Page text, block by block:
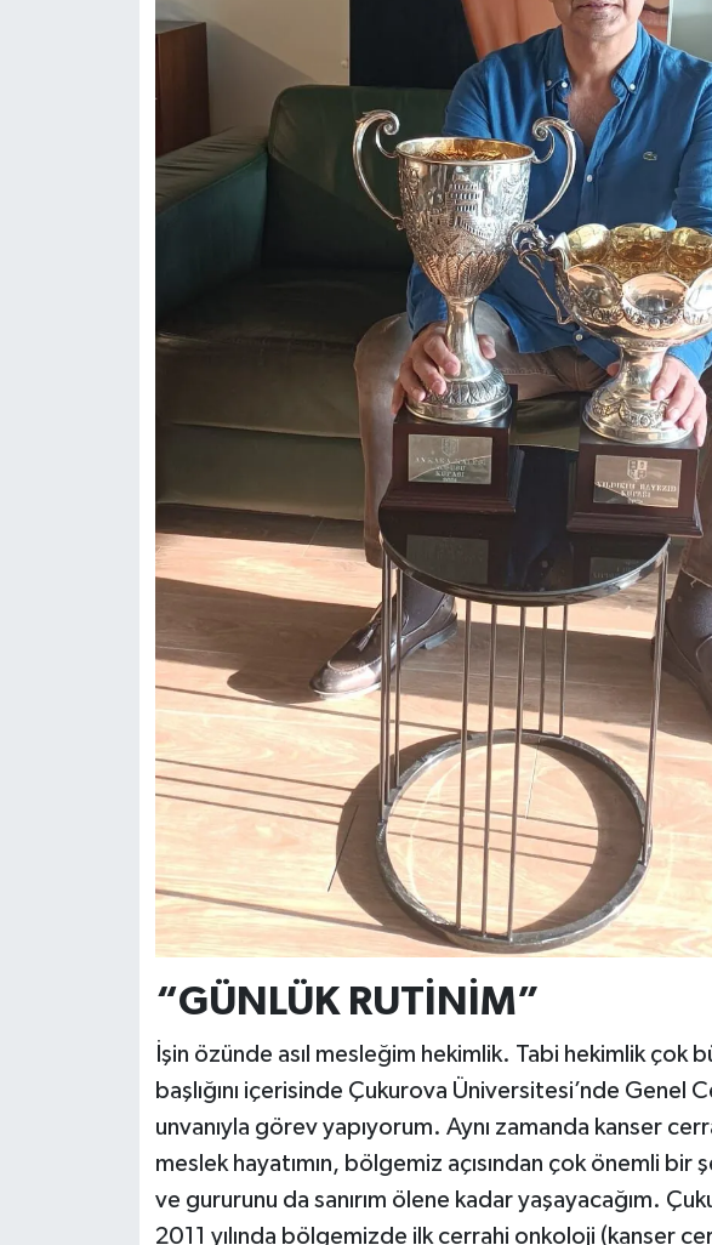
“GÜNLÜK RUTİNİM”
İşin özünde asıl mesleğim hekimlik. Tabi hekimlik çok
başlığını içerisinde Çukurova Üniversitesi’nde Genel
unvanıyla görev yapıyorum. Aynı zamanda kanser
meslek hayatımın, bölgemiz açısından çok önemli bir
ve gururunu da sanırım ölene kadar yaşayacağım.
2011 yılında bölgemizde ilk cerrahi onkoloji (kanser